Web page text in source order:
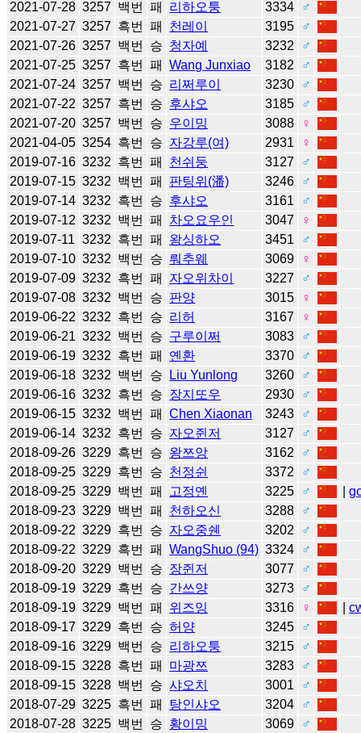
2021-07-28 3257 백번 패 리하오퉁 3334
♂
2021-07-27 3257 흑번 패 천레이 3195
♂
2021-07-26 3257 백번 승 청자예 3232
♂
2021-07-25 3257 흑번 패 Wang Junxiao 3182
♂
2021-07-24 3257 백번 승 리쩌루이 3230
♂
2021-07-22 3257 흑번 승 후샤오 3185
♂
2021-07-20 3257 백번 승 우이밍 3088
♀
2021-04-05 3254 흑번 승 자강루(여) 2931
♀
2019-07-16 3232 흑번 패 천쉬둥 3127
♂
2019-07-15 3232 백번 패 판팅위(潘) 3246
♂
2019-07-14 3232 흑번 승 후샤오 3161
♂
2019-07-12 3232 백번 패 차오요우인 3047
♀
2019-07-11 3232 흑번 패 왕싱하오 3451
♂
2019-07-10 3232 백번 승 뤄추웨 3069
♀
2019-07-09 3232 흑번 패 자오위차이 3227
♂
2019-07-08 3232 백번 승 판양 3015
♀
2019-06-22 3232 흑번 승 리허 3167
♀
2019-06-21 3232 백번 승 구루이쩌 3083
♂
2019-06-19 3232 흑번 패 옌환 3370
♂
2019-06-18 3232 백번 승 Liu Yunlong 3260
♂
2019-06-16 3232 흑번 승 장지또우 2930
♂
2019-06-15 3232 백번 패 Chen Xiaonan 3243
♂
2019-06-14 3232 흑번 승 자오쥔저 3127
♂
2018-09-26 3229 흑번 승 왕쯔앙 3162
♂
2018-09-25 3229 흑번 승 천정쉰 3372
♂
2018-09-25 3229 백번 패 고정옌 3225 ♂ |
2018-09-23 3229 백번 패 천하오신 3288
♂
2018-09-22 3229 흑번 승 자오중쉔 3202
♂
2018-09-22 3229 흑번 패 WangShuo (94) 3324
♂
2018-09-20 3229 백번 승 장쥔저 3077
♂
2018-09-19 3229 흑번 승 간쓰양 3273
♂
2018-09-19 3229 백번 패 위즈잉 3316 ♀ |
2018-09-17 3229 흑번 승 허양 3245
♂
2018-09-16 3229 백번 승 리하오퉁 3215
♂
2018-09-15 3228 흑번 패 마광쯔 3283
♂
2018-09-15 3228 백번 승 샤오치 3001
♂
2018-07-29 3225 흑번 패 탕인샤오 3204
♂
2018-07-28 3225 백번 승 황이밍 3069
♂